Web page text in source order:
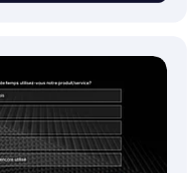
gratuit sur forms.app!